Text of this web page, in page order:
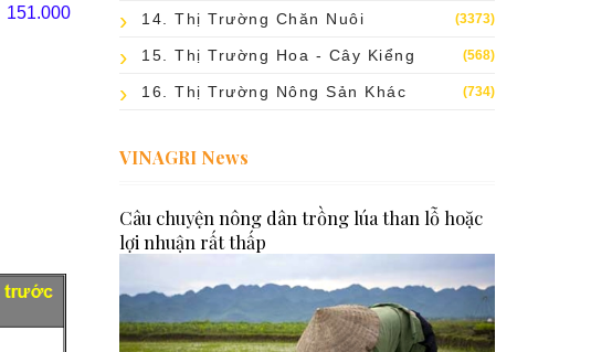
151.000
14. Thị Trường Chăn Nuôi (3373)
15. Thị Trường Hoa - Cây Kiểng (568)
16. Thị Trường Nông Sản Khác (734)
VINAGRI News
Câu chuyện nông dân trồng lúa than lỗ hoặc
lợi nhuận rất thấp